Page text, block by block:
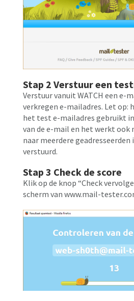
Stap 2 Verstuur een
Verstuur vanuit WATCH een e-
verkregen e-mailadres. Let op:
het test e-mailadres gebruikt in
van de e-mail en het werkt ook
naar meerdere geadresseerden
verstuurd.
Stap 3 Check de score
Klik op de knop “Check
scherm van www.mail-